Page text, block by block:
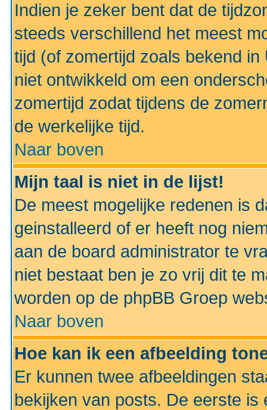
Indien je zeker bent dat de
steeds verschillend het meest
tijd (of zomertijd zoals bekend
niet ontwikkeld om een
zomertijd zodat tijdens de
de werkelijke tijd.
Naar boven
Mijn taal is niet in de lijst!
De meest mogelijke redenen is
geinstalleerd of er heeft nog
aan de board administrator te
niet bestaat ben je zo vrij dit te
worden op de phpBB Groep
Naar boven
Hoe kan ik een afbeelding
Er kunnen twee afbeeldingen
bekijken van posts. De eerste